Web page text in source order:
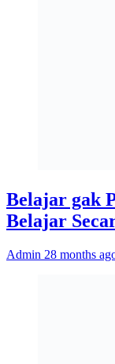
Belajar gak
Belajar
Admin 28 months